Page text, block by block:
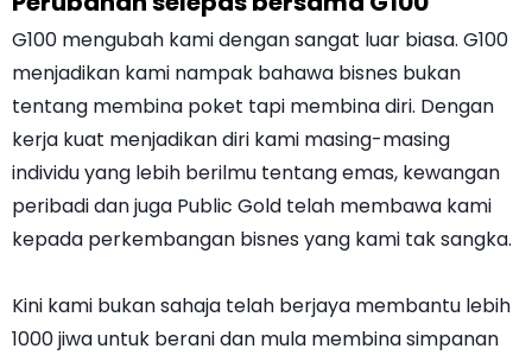
G100 mengubah kami dengan sangat luar biasa. G100
menjadikan kami nampak bahawa bisnes bukan
tentang membina poket tapi membina diri. Dengan
kerja kuat menjadikan diri kami masing-masing
individu yang lebih berilmu tentang emas, kewangan
peribadi dan juga Public Gold telah membawa kami
kepada perkembangan bisnes yang kami tak sangka.
Kini kami bukan sahaja telah berjaya membantu lebih
1000 jiwa untuk berani dan mula membina simpanan